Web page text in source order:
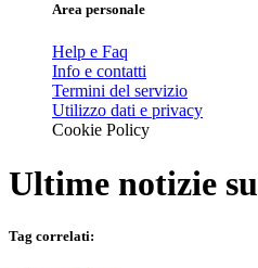
Area personale
Help e Faq
Info e contatti
Termini del servizio
Utilizzo dati e privacy
Cookie Policy
Ultime notizie su
Tag correlati: